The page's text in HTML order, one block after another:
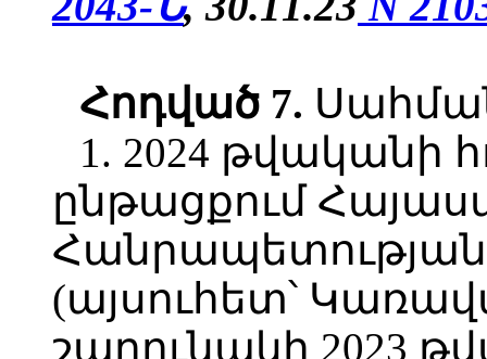
Հոդված 7.
1. 2024 թվականի
ընթացքում
Հանրապետության
(այսուհետ՝
շարունակի 2023